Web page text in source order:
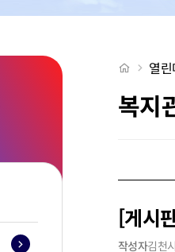
처음으로
열
복지
[게시
작성자김천